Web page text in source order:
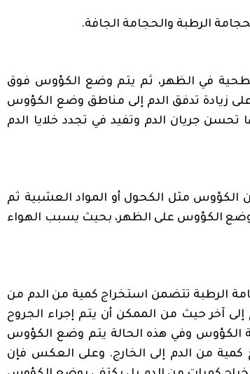
الرطبة والحجامة الجافة.
في الظهر، ثم يتم وضع الكؤوس فوق
على زيادة تدفق الدم إلى مناطق وضع الكؤوس
جريان الدم وتفيد في تجدد خلايا الدم
مثل الكحول أو المواد العشبية ثم
وضع الكؤوس على الظهر، بحيث يسبب الهواء
الرطبة تتضمن استخراج كمية من الدم من
آخر حيث من الممكن أن يتم إجراء الجروح
الكؤوس وفي هذه الحالة يتم وضع الكؤوس
من الدم إلى الخارج. وعلى العكس فإن